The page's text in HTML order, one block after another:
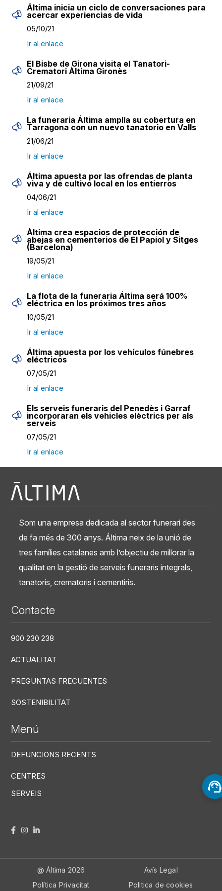
Áltima inicia un ciclo de conversaciones para
acercar experiencias de vida
05/10/21
Ir al enlace
El Bisbe de Girona visita el Tanatori-
Crematori Àltima Gironès
21/09/21
Ir al enlace
La funeraria Áltima amplía su cobertura en
Tarragona con un nuevo tanatorio en Valls
21/06/21
Ir al enlace
Áltima apuesta por las ofrendas de planta
viva y de cultivo local en los entierros
04/06/21
Ir al enlace
Àltima crea espacios de protección de
abejas en cementerios de El Papiol y Sitges
(Barcelona)
19/05/21
Ir al enlace
La flota de la funeraria Áltima será 100%
eléctrica en los próximos tres años
10/05/21
Ir al enlace
Áltima apuesta por los vehículos fúnebres
eléctricos
07/05/21
Ir al enlace
Els serveis funeraris del Penedès i Garraf
incorporaran els vehicles elèctrics per als
serveis
07/05/21
Ir al enlace
Som una empresa dedicada al sector funerari des
de fa més de 300 anys. Áltima neix de la unió de
tres famílies catalanes amb l’objectiu de millorar la
qualitat en la gestió de serveis funeraris integrals,
tanatoris, crematoris i cementiris.
Contacte
900 230 238
ACTUALITAT
PREGUNTAS FRECUENTES
SOSTENIBILITAT
Menú
DEFUNCIONS RECENTS
CENTRES
SERVEIS
Menú RRSS
Footer Altima@ Álti­ma 2026
Avís Legal
Política Privacitat
Politica de cookies